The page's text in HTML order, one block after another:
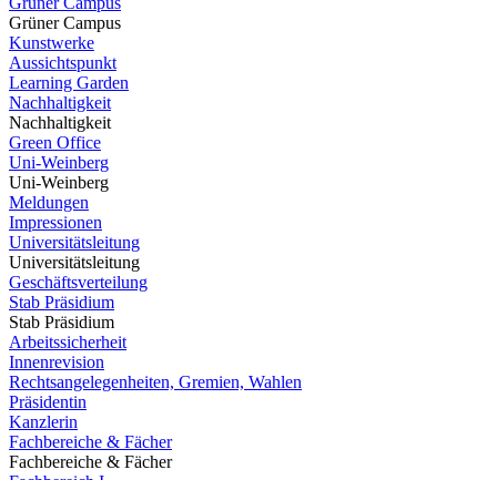
Grüner Campus
Kunstwerke
Aussichtspunkt
Learning Garden
Nachhaltigkeit
Nachhaltigkeit
Green Office
Uni-Weinberg
Uni-Weinberg
Meldungen
Impressionen
Universitätsleitung
Universitätsleitung
Geschäftsverteilung
Stab Präsidium
Stab Präsidium
Arbeitssicherheit
Innenrevision
Rechtsangelegenheiten, Gremien, Wahlen
Präsidentin
Kanzlerin
Fachbereiche & Fächer
Fachbereiche & Fächer